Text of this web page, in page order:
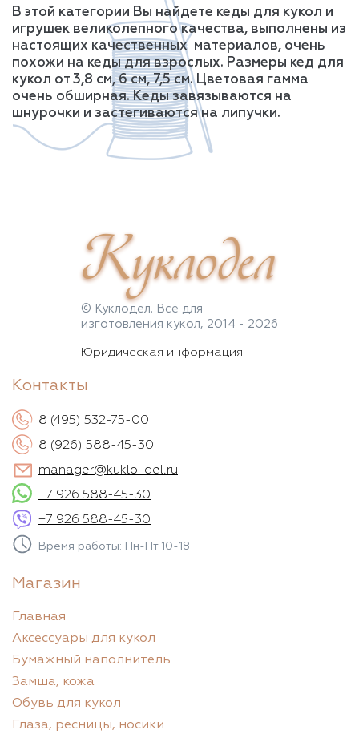
В этой категории Вы найдете кеды для кукол и
игрушек великолепного качества, выполнены из
настоящих качественных материалов, очень
похожи на кеды для взрослых. Размеры кед для
кукол от 3,8 см, 6 см, 7,5 см. Цветовая гамма
очень обширная. Кеды завязываются на
шнурочки и застегиваются на липучки.
Куклодел
© Куклодел. Всё для
изготовления кукол, 2014 - 2026
Юридическая информация
Контакты
8 (495) 532-75-00
8 (926) 588-45-30
manager@kuklo-del.ru
+7 926 588-45-30
+7 926 588-45-30
Время работы: Пн-Пт 10-18
Магазин
Главная
Аксессуары для кукол
Бумажный наполнитель
Замша, кожа
Обувь для кукол
Глаза, ресницы, носики